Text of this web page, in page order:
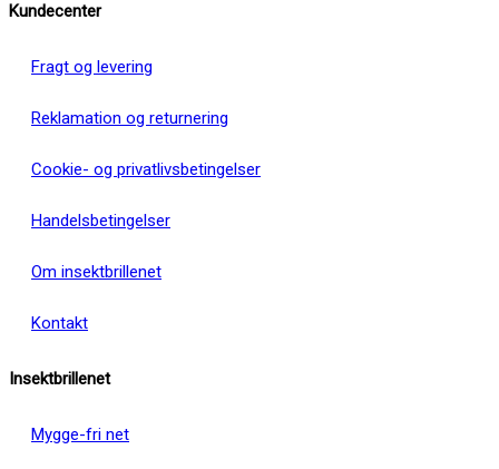
Kundecenter
Fragt og levering
Reklamation og returnering
Cookie- og privatlivsbetingelser
Handelsbetingelser
Om insektbrillenet
Kontakt
Insektbrillenet
Mygge-fri net